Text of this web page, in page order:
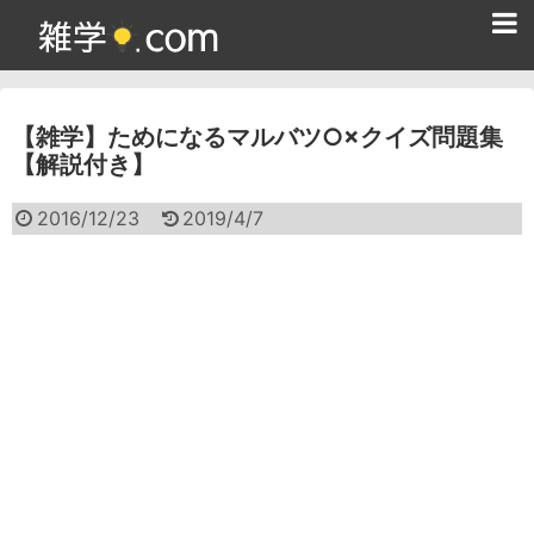
【雑学】ためになるマルバツ○×クイズ問題集
【解説付き】
2016/12/23 2019/4/7
雑学クイズ問題集
面白い雑学